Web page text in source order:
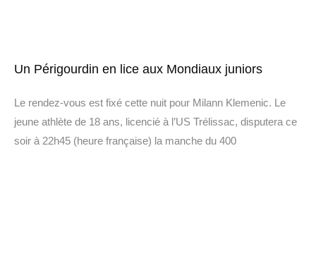
Un Périgourdin en lice aux Mondiaux juniors
Le rendez-vous est fixé cette nuit pour Milann Klemenic. Le
jeune athlète de 18 ans, licencié à l’US Trélissac, disputera ce
soir à 22h45 (heure française) la manche du 400